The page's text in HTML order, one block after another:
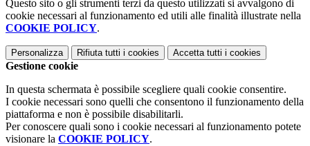
Questo sito o gli strumenti terzi da questo utilizzati si avvalgono di
cookie necessari al funzionamento ed utili alle finalità illustrate nella
COOKIE POLICY.
Personalizza Rifiuta tutti i cookies Accetta tutti i cookies
Gestione cookie
In questa schermata è possibile scegliere quali cookie consentire.
I cookie necessari sono quelli che consentono il funzionamento della
piattaforma e non è possibile disabilitarli.
Per conoscere quali sono i cookie necessari al funzionamento potete
visionare la COOKIE POLICY.